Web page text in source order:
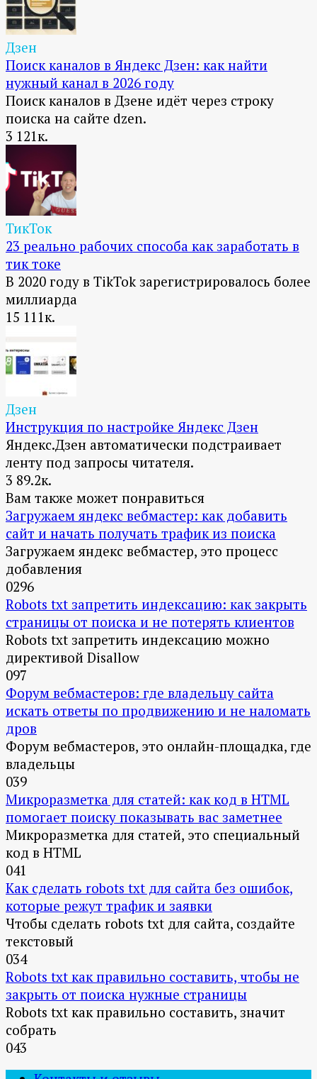
Дзен
Поиск каналов в Яндекс Дзен: как найти
нужный канал в 2026 году
Поиск каналов в Дзене идёт через строку
поиска на сайте dzen.
3 121к.
ТикТок
23 реально рабочих способа как заработать в
тик токе
В 2020 году в TikTok зарегистрировалось более
миллиарда
15 111к.
Дзен
Инструкция по настройке Яндекс Дзен
Яндекс.Дзен автоматически подстраивает
ленту под запросы читателя.
3 89.2к.
Вам также может понравиться
Загружаем яндекс вебмастер: как добавить
сайт и начать получать трафик из поиска
Загружаем яндекс вебмастер, это процесс
добавления
0296
Robots txt запретить индексацию: как закрыть
страницы от поиска и не потерять клиентов
Robots txt запретить индексацию можно
директивой Disallow
097
Форум вебмастеров: где владельцу сайта
искать ответы по продвижению и не наломать
дров
Форум вебмастеров, это онлайн-площадка, где
владельцы
039
Микроразметка для статей: как код в HTML
помогает поиску показывать вас заметнее
Микроразметка для статей, это специальный
код в HTML
041
Как сделать robots txt для сайта без ошибок,
которые режут трафик и заявки
Чтобы сделать robots txt для сайта, создайте
текстовый
034
Robots txt как правильно составить, чтобы не
закрыть от поиска нужные страницы
Robots txt как правильно составить, значит
собрать
043